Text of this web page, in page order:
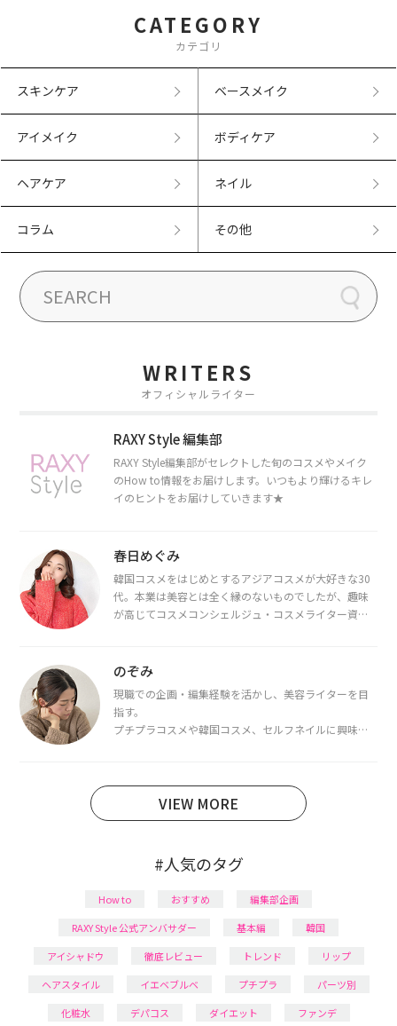
CATEGORY
カテゴリ
スキンケア ベースメイク
アイメイク ボディケア
ヘアケア ネイル
コラム その他
WRITERS
オフィシャルライター
RAXY Style 編集部
RAXY Style編集部がセレクトした旬のコスメやメイク
のHow to情報をお届けします。いつもより輝けるキレ
イのヒントをお届けしていきます★
春日めぐみ
韓国コスメをはじめとするアジアコスメが大好きな30
代。本業は美容とは全く縁のないものでしたが、趣味
が高じてコスメコンシェルジュ・コスメライター資格
断・骨格診断によるイメージコンサルティングも行っ
のぞみ
現職での企画・編集経験を活かし、美容ライターを目
指す。
プチプラコスメや韓国コスメ、セルフネイルに興味が
日本化粧品検定1級保有。
VIEW MORE
#人気のタグ
How to おすすめ
編集部企画
RAXY Style 公式アンバサダー
基本編
韓国
アイシャドウ
徹底レビュー トレンド
リップ
ヘアスタイル
イエベブルベ プチプラ
パーツ別
化粧水
デパコス ダイエット
ファンデ